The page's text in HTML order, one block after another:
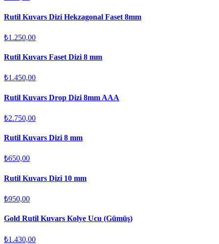
Rutil Kuvars Dizi Hekzagonal Faset 8mm
₺1.250,00
Rutil Kuvars Faset Dizi 8 mm
₺1.450,00
Rutil Kuvars Drop Dizi 8mm AAA
₺2.750,00
Rutil Kuvars Dizi 8 mm
₺650,00
Rutil Kuvars Dizi 10 mm
₺950,00
Gold Rutil Kuvars Kolye Ucu (Gümüş)
₺1.430,00